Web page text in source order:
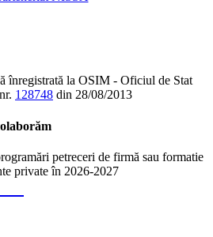
înregistrată la OSIM - Oficiul de Stat
128748 din 28/08/2013
petreceri de firmă sau formatie
private în 2026-2027